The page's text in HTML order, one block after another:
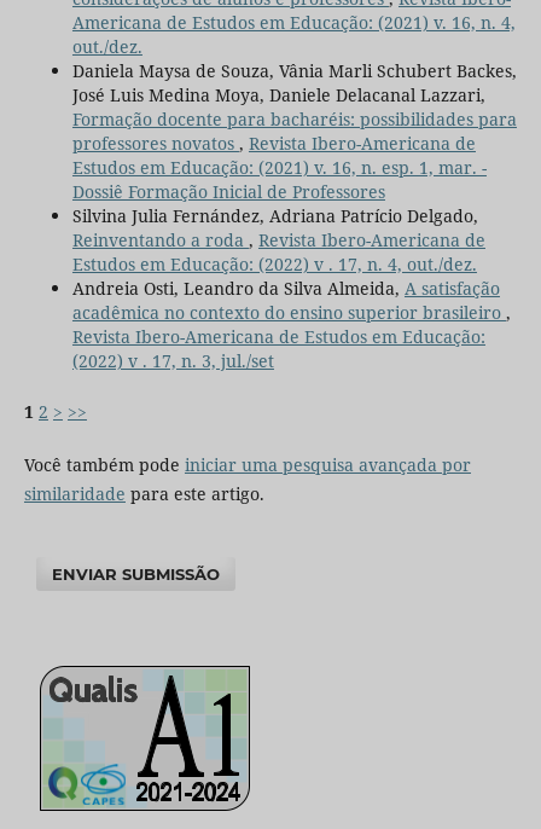
Americana de Estudos em Educação: (2021) v. 16, n. 4,
out./dez.
Daniela Maysa de Souza, Vânia Marli Schubert Backes,
José Luis Medina Moya, Daniele Delacanal Lazzari,
Formação docente para bacharéis: possibilidades para
professores novatos , Revista Ibero-Americana de
Estudos em Educação: (2021) v. 16, n. esp. 1, mar. -
Dossiê Formação Inicial de Professores
Silvina Julia Fernández, Adriana Patrício Delgado,
Reinventando a roda , Revista Ibero-Americana de
Estudos em Educação: (2022) v . 17, n. 4, out./dez.
Andreia Osti, Leandro da Silva Almeida, A satisfação
acadêmica no contexto do ensino superior brasileiro ,
Revista Ibero-Americana de Estudos em Educação:
(2022) v . 17, n. 3, jul./set
1 2 > >>
Você também pode iniciar uma pesquisa avançada por
similaridade para este artigo.
ENVIAR SUBMISSÃO